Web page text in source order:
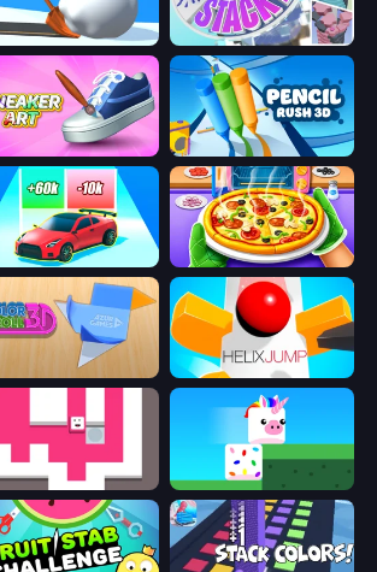
3D Stack Fall
Art Pencil Rush
Pizza Maker
Helix Jump
Slide (Remastered) Stacky Bird